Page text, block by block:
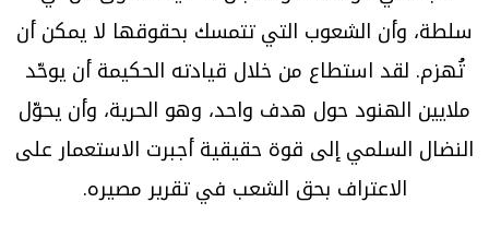
سلطة، وأن الشعوب التي تتمسك بحقوقها لا يمكن أن
تُهزم. لقد استطاع من خلال قيادته الحكيمة أن يوحّد
ملايين الهنود حول هدف واحد، وهو الحرية، وأن يحوّل
النضال السلمي إلى قوة حقيقية أجبرت الاستعمار على
الاعتراف بحق الشعب في تقرير مصيره.